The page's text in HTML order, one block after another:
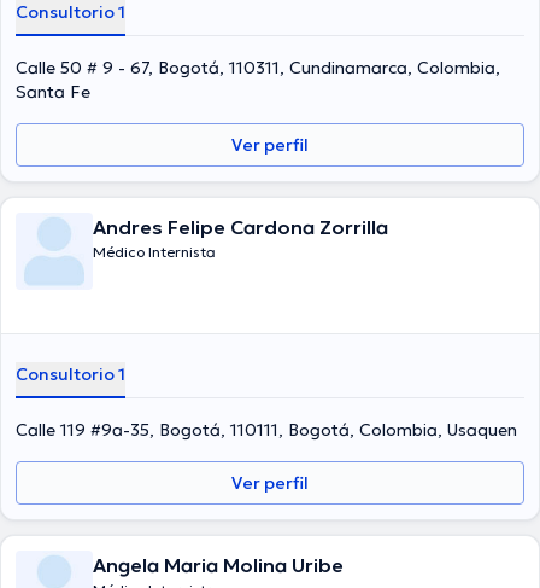
Consultorio 1
Calle 50 # 9 - 67, Bogotá, 110311, Cundinamarca, Colombia,
Santa Fe
Ver perfil
Andres Felipe Cardona Zorrilla
Médico Internista
Consultorio 1
Calle 119 #9a-35, Bogotá, 110111, Bogotá, Colombia, Usaquen
Ver perfil
Angela Maria Molina Uribe